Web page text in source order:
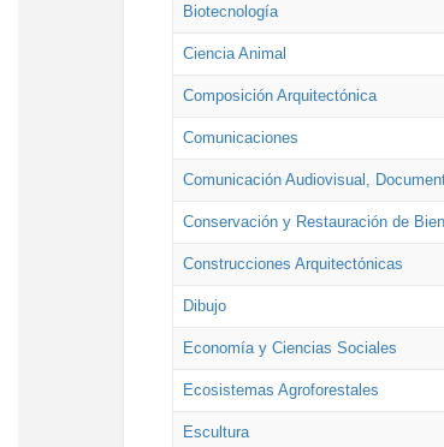
Biotecnología
Ciencia Animal
Composición Arquitectónica
Comunicaciones
Comunicación Audiovisual,
Conservación y Restauración de
Construcciones Arquitectónicas
Dibujo
Economía y Ciencias Sociales
Ecosistemas Agroforestales
Escultura